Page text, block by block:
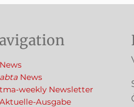
News
abta News
tma-weekly Newsletter
Aktuelle-Ausgabe